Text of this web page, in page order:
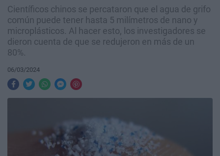
Científicos chinos se percataron que el agua de grifo
común puede tener hasta 5 milímetros de nano y
microplásticos. Al hacer esto, los investigadores se
dieron cuenta de que se redujeron en más de un
80%.
06/03/2024